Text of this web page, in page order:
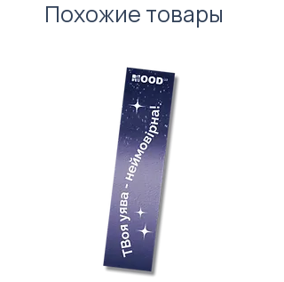
Похожие товары